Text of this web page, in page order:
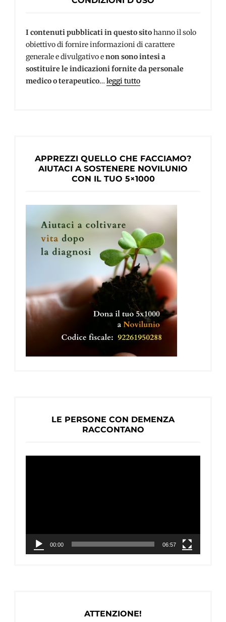
I contenuti pubblicati in questo sitohanno il solo
obiettivo di fornire informazioni di carattere
generale e divulgativo enon sono intesi a
sostituire le indicazioni fornite da personale
medico o terapeutico…leggi tutto
APPREZZI QUELLO CHE FACCIAMO?
AIUTACI A SOSTENERE NOVILUNIO
CON IL TUO 5×1000
LE PERSONE CON DEMENZA
RACCONTANO
00:00 06:57
ATTENZIONE!